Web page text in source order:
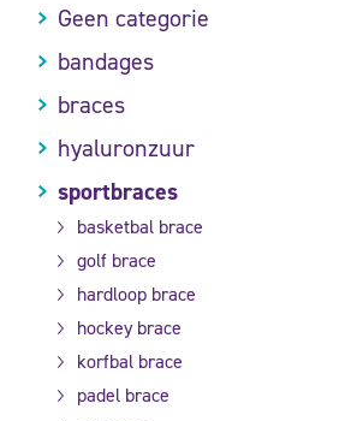
Geen categorie
bandages
braces
hyaluronzuur
sportbraces
basketbal brace
golf brace
hardloop brace
hockey brace
korfbal brace
padel brace